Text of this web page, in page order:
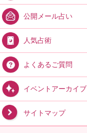
公開メール占い
人気占術
よくあるご質問
イベントアーカイブ
サイトマップ